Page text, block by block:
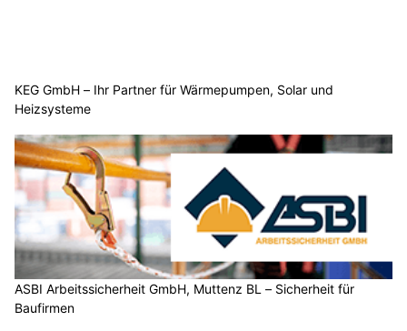
KEG GmbH – Ihr Partner für Wärmepumpen, Solar und
Heizsysteme
ASBI Arbeitssicherheit GmbH, Muttenz BL – Sicherheit für
Baufirmen